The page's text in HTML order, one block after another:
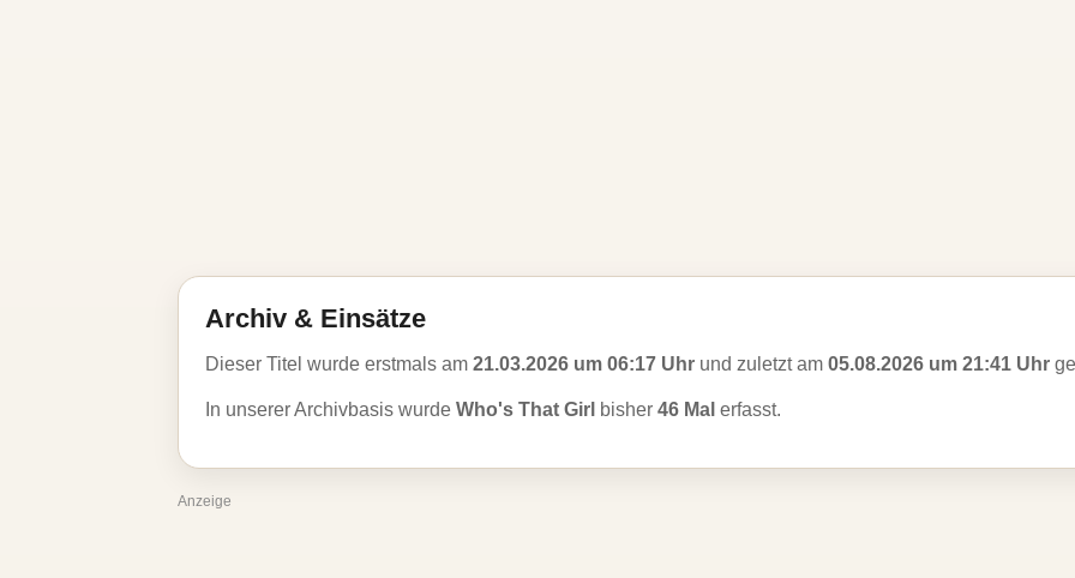
Archiv & Einsätze
Dieser Titel wurde erstmals am 21.03.2026 um 06:17 Uhr und zuletzt am 05.08.2026 um 21:41 Uhr
In unserer Archivbasis wurde Who's That Girl bisher 46 Mal erfasst.
Anzeige